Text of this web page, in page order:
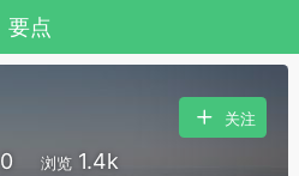
要点
0 浏览 1.4k
关注